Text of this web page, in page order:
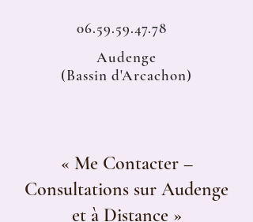
06.59.59.47.78
Audenge
(Bassin d'Arcachon)
« Me Contacter –
Consultations sur Audenge
et à Distance »